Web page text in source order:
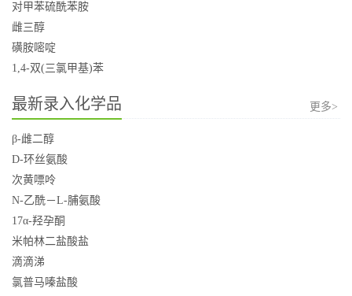
对甲苯硫酰苯胺
雌三醇
磺胺嘧啶
1,4-双(三氯甲基)苯
最新录入化学品 更多>
β-雌二醇
D-环丝氨酸
次黄嘌呤
N-乙酰－L-脯氨酸
17α-羟孕酮
米帕林二盐酸盐
滴滴涕
氯普马嗪盐酸